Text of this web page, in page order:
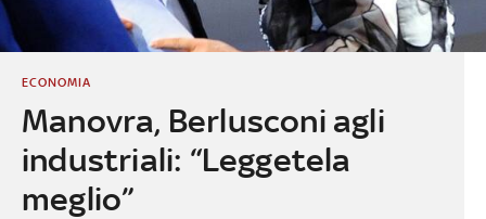
Manovra, Berlusconi agli
industriali: “Leggetela
meglio”
ECONOMIA